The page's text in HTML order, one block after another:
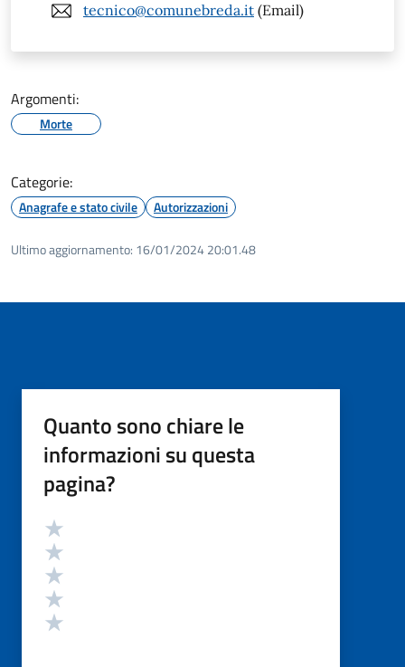
tecnico@comunebreda.it (Email)
Argomenti:
Morte
Categorie:
Anagrafe e stato civile Autorizzazioni
Ultimo aggiornamento: 16/01/2024 20:01.48
Quanto sono chiare le
informazioni su questa
pagina?
Valutazione